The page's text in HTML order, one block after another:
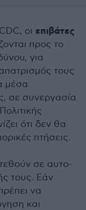
οι επιβάτες
προς το
για
τους
μέσα
σε συνεργασία
ότι δεν θα
πτήσεις.
σε αυτο-
τους. Εάν
να
και